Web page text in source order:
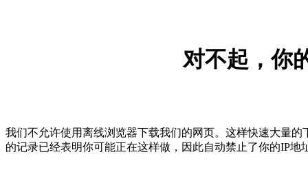
对不起，你
我们不允许使用离线浏览器下载我们的网页。这样快速大量
的记录已经表明你可能正在这样做，因此自动禁止了你的IP